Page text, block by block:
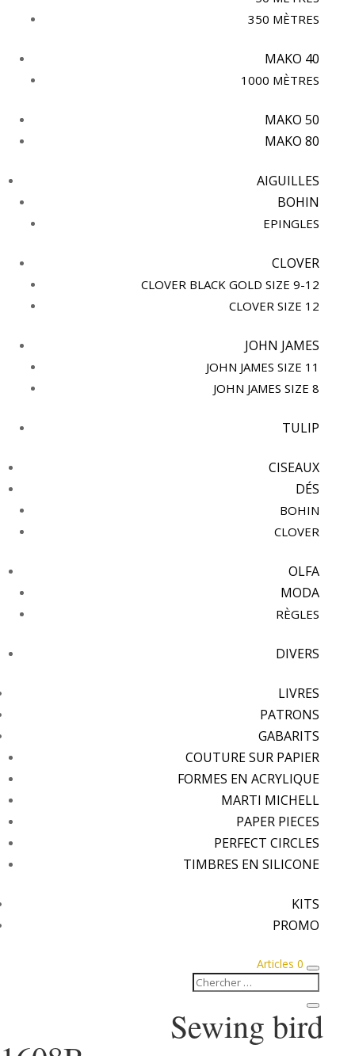
350 MÈTRES
MAKO 40
1000 MÈTRES
MAKO 50
MAKO 80
AIGUILLES
BOHIN
EPINGLES
CLOVER
CLOVER BLACK GOLD SIZE 9-12
CLOVER SIZE 12
JOHN JAMES
JOHN JAMES SIZE 11
JOHN JAMES SIZE 8
TULIP
CISEAUX
DÉS
BOHIN
CLOVER
OLFA
MODA
RÈGLES
DIVERS
LIVRES
PATRONS
GABARITS
COUTURE SUR PAPIER
FORMES EN ACRYLIQUE
MARTI MICHELL
PAPER PIECES
PERFECT CIRCLES
TIMBRES EN SILICONE
KITS
PROMO
Articles 0
Sewing bird